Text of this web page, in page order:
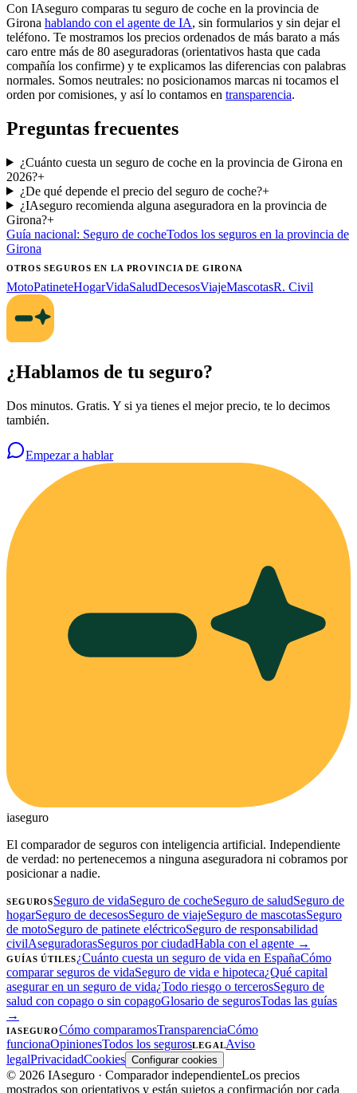
Con IAseguro comparas tu seguro de coche en la provincia de
Girona hablando con el agente de IA, sin formularios y sin dejar el
teléfono. Te mostramos los precios ordenados de más barato a más
caro entre más de 80 aseguradoras (orientativos hasta que cada
compañía los confirme) y te explicamos las diferencias con palabras
normales. Somos neutrales: no posicionamos marcas ni tocamos el
orden por comisiones, y así lo contamos en transparencia.
Preguntas frecuentes
¿Cuánto cuesta un seguro de coche en la provincia de Girona en
2026?+
¿De qué depende el precio del seguro de coche?+
¿IAseguro recomienda alguna aseguradora en la provincia de
Girona?+
Guía nacional: Seguro de cocheTodos los seguros en la provincia de
Girona
OTROS SEGUROSEN LA PROVINCIA DE GIRONA
MotoPatineteHogarVidaSaludDecesosViajeMascotasR. Civil
¿Hablamos de tu seguro?
Dos minutos. Gratis. Y si ya tienes el mejor precio, te lo decimos
también.
Empezar a hablar
iaseguro
El comparador de seguros con inteligencia artificial. Independiente
de verdad: no pertenecemos a ninguna aseguradora ni cobramos por
posicionar a nadie.
SEGUROSSeguro de vidaSeguro de cocheSeguro de saludSeguro de
hogarSeguro de decesosSeguro de viajeSeguro de mascotasSeguro
de motoSeguro de patinete eléctricoSeguro de responsabilidad
civilAseguradorasSeguros por ciudadHabla con el agente →
GUÍAS ÚTILES¿Cuánto cuesta un seguro de vida en EspañaCómo
comparar seguros de vidaSeguro de vida e hipoteca¿Qué capital
asegurar en un seguro de vida¿Todo riesgo o tercerosSeguro de
salud con copago o sin copagoGlosario de segurosTodas las guías
→
IASEGUROCómo comparamosTransparenciaCómo
funcionaOpinionesTodos los segurosLEGALAviso
legalPrivacidadCookies Configurar cookies
© 2026 IAseguro · Comparador independienteLos precios
mostrados son orientativos y están sujetos a confirmación por cada